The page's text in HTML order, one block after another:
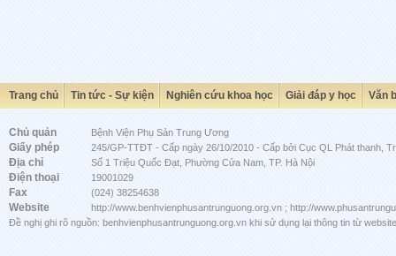
Trang chủ Tin tức - Sự kiện Nghiên cứu khoa học Giải đáp y học Văn
Chủ quản Bệnh Viện Phụ Sản Trung Ương
Giấy phép 245/GP-TTĐT - Cấp ngày 26/10/2010 - Cấp bởi Cục QL Phát thanh,
Địa chỉ Số 1 Triệu Quốc Đạt, Phường Cửa Nam, TP. Hà Nội
Điện thoại 19001029
Fax (024) 38254638
Website
http://www.benhvienphusantrunguong.org.vn ; http://
Đề nghị ghi rõ nguồn: benhvienphusantrunguong.org.vn khi sử dụng lại thông tin từ